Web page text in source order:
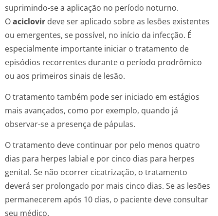
suprimindo-se a aplicação no período noturno.
Oaciclovir deve ser aplicado sobre as lesões existentes
ou emergentes, se possível, no início da infecção. É
especialmente importante iniciar o tratamento de
episódios recorrentes durante o período prodrômico
ou aos primeiros sinais de lesão.
O tratamento também pode ser iniciado em estágios
mais avançados, como por exemplo, quando já
observar-se a presença de pápulas.
O tratamento deve continuar por pelo menos quatro
dias para herpes labial e por cinco dias para herpes
genital. Se não ocorrer cicatrização, o tratamento
deverá ser prolongado por mais cinco dias. Se as lesões
permanecerem após 10 dias, o paciente deve consultar
seu médico.